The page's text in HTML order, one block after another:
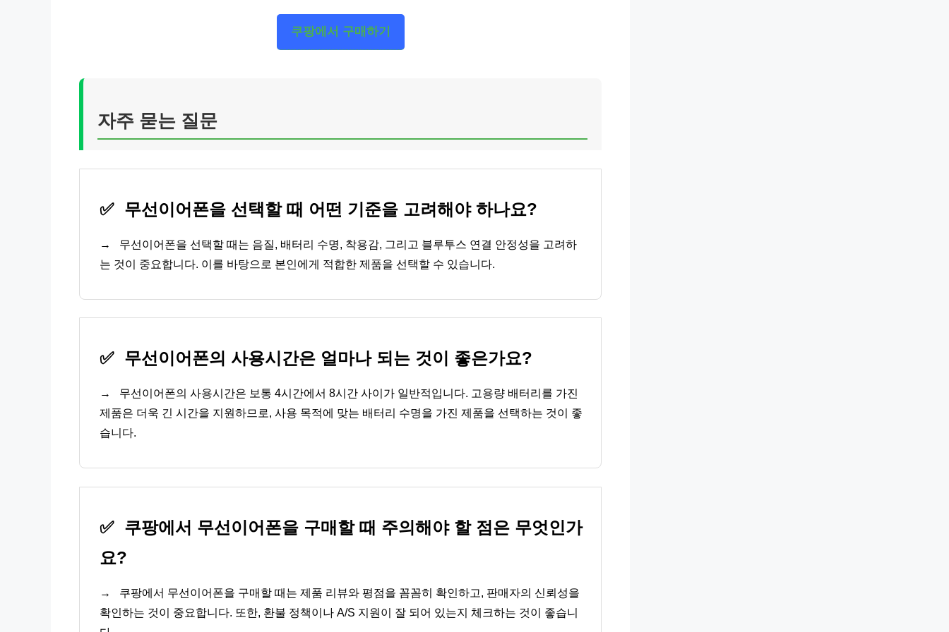
쿠팡에서 구매하기
자주 묻는 질문
✅ 무선이어폰을 선택할 때 어떤 기준을 고려해야 하나요?
→
무선이어폰을 선택할 때는 음질, 배터리 수명, 착용감, 그리고 블루투스 연결 안정성을 고려하
는 것이 중요합니다. 이를 바탕으로 본인에게 적합한 제품을 선택할 수 있습니다.
✅ 무선이어폰의 사용시간은 얼마나 되는 것이 좋은가요?
→
무선이어폰의 사용시간은 보통 4시간에서 8시간 사이가 일반적입니다. 고용량 배터리를 가진
제품은 더욱 긴 시간을 지원하므로, 사용 목적에 맞는 배터리 수명을 가진 제품을 선택하는 것이 좋
습니다.
✅ 쿠팡에서 무선이어폰을 구매할 때 주의해야 할 점은 무엇인가
요?
→
쿠팡에서 무선이어폰을 구매할 때는 제품 리뷰와 평점을 꼼꼼히 확인하고, 판매자의 신뢰성을
확인하는 것이 중요합니다. 또한, 환불 정책이나 A/S 지원이 잘 되어 있는지 체크하는 것이 좋습니